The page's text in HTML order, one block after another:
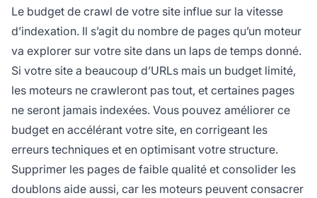
Le budget de crawl de votre site influe sur la vitesse
d’indexation. Il s’agit du nombre de pages qu’un moteur
va explorer sur votre site dans un laps de temps donné.
Si votre site a beaucoup d’URLs mais un budget limité,
les moteurs ne crawleront pas tout, et certaines pages
ne seront jamais indexées. Vous pouvez améliorer ce
budget en accélérant votre site, en corrigeant les
erreurs techniques et en optimisant votre structure.
Supprimer les pages de faible qualité et consolider les
doublons aide aussi, car les moteurs peuvent consacrer